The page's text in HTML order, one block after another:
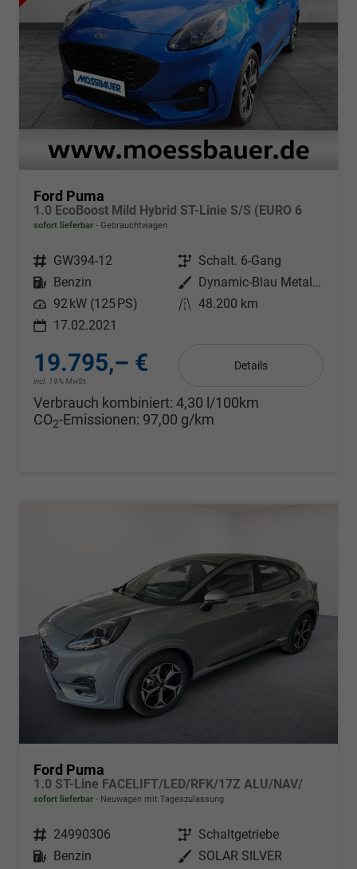
Ford Puma
1.0 EcoBoost Mild Hybrid ST-Linie S/S (EURO 6
sofort lieferbar Gebrauchtwagen
Fahrzeugnr. GW394-12 Getriebe Schalt. 6-Gang
Kraftstoff
Benzin Außenfarbe
Dynamic-Blau Metallic
Leistung 92 kW (125 PS) Kilometerstand 48.200 km
17.02.2021
19.795,– €
incl. 19% MwSt.
Details
Verbrauch kombiniert: 4,30 l/100km
CO2-Emissionen: 97,00 g/km
Ford Puma
1.0 ST-Line FACELIFT/LED/RFK/17Z ALU/NAV/
sofort lieferbar Neuwagen mit Tageszulassung
Fahrzeugnr. 24990306 Getriebe Schaltgetriebe
Kraftstoff
Benzin Außenfarbe SOLAR SILVER